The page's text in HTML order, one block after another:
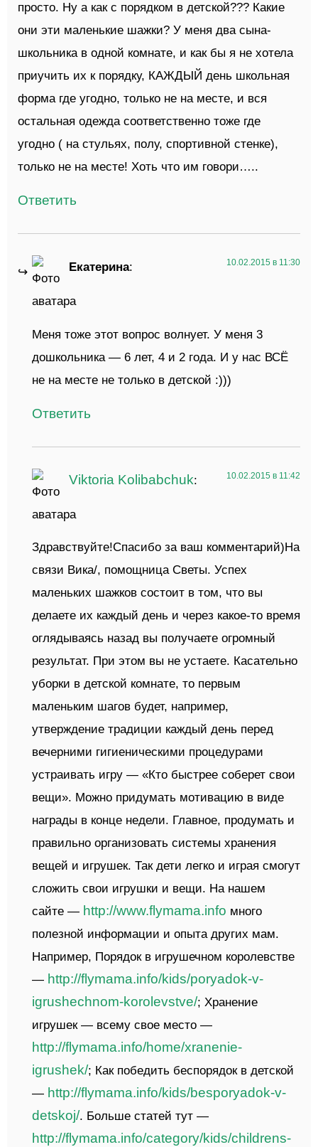
просто. Ну а как с порядком в детской??? Какие
они эти маленькие шажки? У меня два сына-
школьника в одной комнате, и как бы я не хотела
приучить их к порядку, КАЖДЫЙ день школьная
форма где угодно, только не на месте, и вся
остальная одежда соответственно тоже где
угодно ( на стульях, полу, спортивной стенке),
только не на месте! Хоть что им говори…..
Ответить
Екатерина: 10.02.2015 в 11:30
Меня тоже этот вопрос волнует. У меня 3
дошкольника — 6 лет, 4 и 2 года. И у нас ВСЁ
не на месте не только в детской :)))
Ответить
Viktoria Kolibabchuk: 10.02.2015 в 11:42
Здравствуйте!Спасибо за ваш комментарий)На
связи Вика/, помощница Светы. Успех
маленьких шажков состоит в том, что вы
делаете их каждый день и через какое-то время
оглядываясь назад вы получаете огромный
результат. При этом вы не устаете. Касательно
уборки в детской комнате, то первым
маленьким шагов будет, например,
утверждение традиции каждый день перед
вечерними гигиеническими процедурами
устраивать игру — «Кто быстрее соберет свои
вещи». Можно придумать мотивацию в виде
награды в конце недели. Главное, продумать и
правильно организовать системы хранения
вещей и игрушек. Так дети легко и играя смогут
сложить свои игрушки и вещи. На нашем
сайте — http://www.flymama.info много
полезной информации и опыта других мам.
Например, Порядок в игрушечном королевстве
— http://flymama.info/kids/poryadok-v-
igrushechnom-korolevstve/; Хранение
игрушек — всему свое место —
http://flymama.info/home/xranenie-
igrushek/; Как победить беспорядок в детской
— http://flymama.info/kids/besporyadok-v-
detskoj/. Больше статей тут —
http://flymama.info/category/kids/childrens-